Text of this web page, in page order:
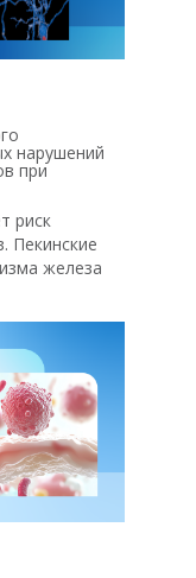
нарушений
при
риск
Пекинские
железа